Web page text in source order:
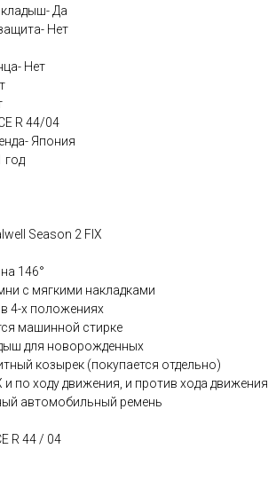
Да
Нет
Нет
R 44/04
Япония
год
Season 2 FIX
146°
с мягкими накладками
4-х положениях
машинной стирке
для новорожденных
козырек (покупается отдельно)
и по ходу движения, и против хода движения
автомобильный ремень
R 44 / 04